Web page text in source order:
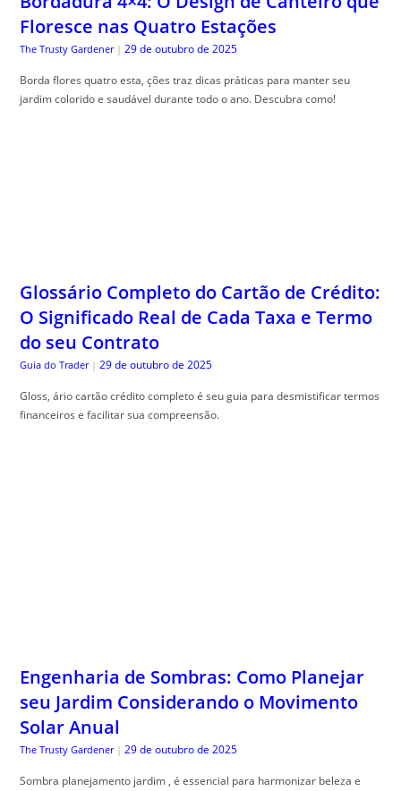
Floresce nas Quatro Estações
The Trusty Gardener | 29 de outubro de 2025
Borda flores quatro esta, ções traz dicas práticas para manter seu
jardim colorido e saudável durante todo o ano. Descubra como!
Glossário Completo do Cartão de Crédito:
O Significado Real de Cada Taxa e Termo
do seu Contrato
Guia do Trader | 29 de outubro de 2025
Gloss, ário cartão crédito completo é seu guia para desmistificar termos
financeiros e facilitar sua compreensão.
Engenharia de Sombras: Como Planejar
seu Jardim Considerando o Movimento
Solar Anual
The Trusty Gardener | 29 de outubro de 2025
Sombra planejamento jardim , é essencial para harmonizar beleza e